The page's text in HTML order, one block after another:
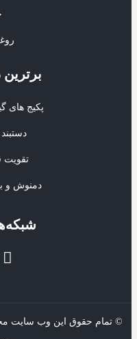
پکیج های
تقویت
دمنوش و
© تمام حقوق این وب سایت